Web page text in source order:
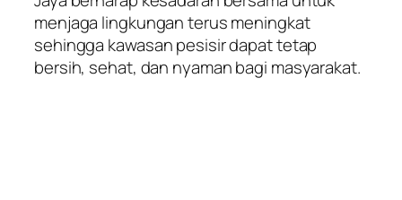
menjaga lingkungan terus meningkat
sehingga kawasan pesisir dapat tetap
bersih, sehat, dan nyaman bagi masyarakat.